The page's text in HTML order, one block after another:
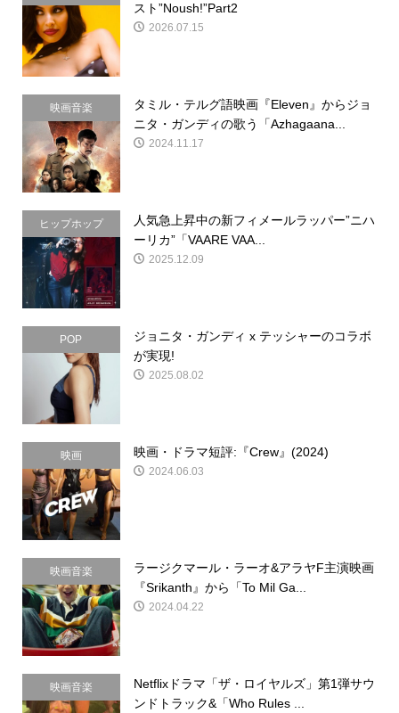
スト”Noush!”Part2
2026.07.15
映画音楽
タミル・テルグ語映画『Eleven』からジョ
ニタ・ガンディの歌う「Azhagaana...
2024.11.17
ヒップホップ
人気急上昇中の新フィメールラッパー”ニハ
ーリカ”「VAARE VAA...
2025.12.09
POP
ジョニタ・ガンディ x テッシャーのコラボ
が実現!
2025.08.02
映画 映画・ドラマ短評:『Crew』(2024)
2024.06.03
映画音楽
ラージクマール・ラーオ&アラヤF主演映画
『Srikanth』から「To Mil Ga...
2024.04.22
映画音楽
Netflixドラマ「ザ・ロイヤルズ」第1弾サウ
ンドトラック&「Who Rules ...